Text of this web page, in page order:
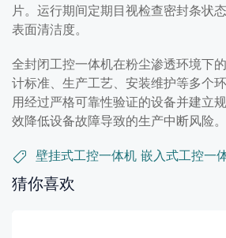
片。运行期间定期目视检查密封条状
表面清洁度。
全封闭工控一体机在粉尘渗透环境下
计标准、生产工艺、安装维护等多个
用经过严格可靠性验证的设备并建立
效降低设备故障导致的生产中断风险。
壁挂式工控一体机 嵌入式工控一
猜你喜欢